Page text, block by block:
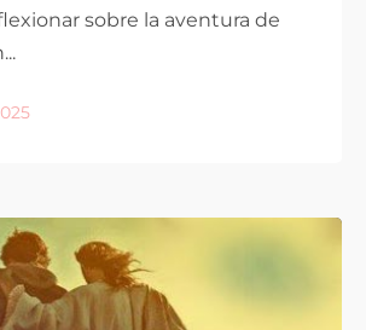
sobre la aventura de